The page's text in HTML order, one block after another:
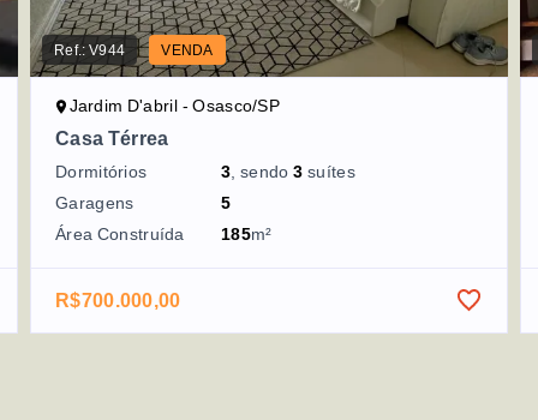
Ref.:V944 VENDA
Jardim D'abril - Osasco/SP
Casa Térrea
Dormitórios 3, sendo3 suítes
Garagens
5
Área Construída
185m²
R$700.000,00